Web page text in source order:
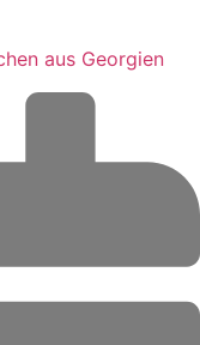
aus Georgien